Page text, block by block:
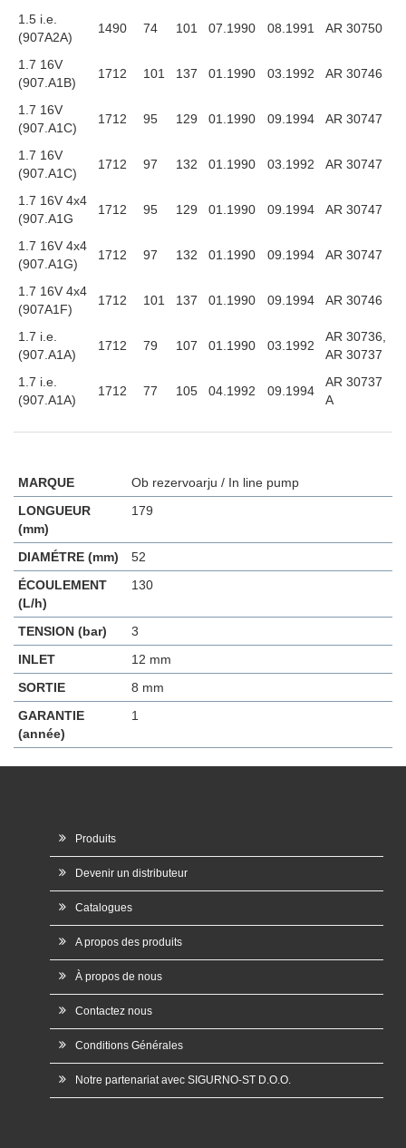
1.5 i.e.
(907A2A)
1490 74 101 07.1990 08.1991 AR 30750
1.7 16V
(907.A1B)
1712 101 137 01.1990 03.1992 AR 30746
1.7 16V
(907.A1C)
1712 95 129 01.1990 09.1994 AR 30747
1.7 16V
(907.A1C)
1712 97 132 01.1990 03.1992 AR 30747
1.7 16V 4x4
(907.A1G
1712 95 129 01.1990 09.1994 AR 30747
1.7 16V 4x4
(907.A1G)
1712 97 132 01.1990 09.1994 AR 30747
1.7 16V 4x4
(907A1F)
1712 101 137 01.1990 09.1994 AR 30746
1.7 i.e.
(907.A1A)
1712 79 107 01.1990 03.1992
AR 30736,
AR 30737
1.7 i.e.
(907.A1A)
1712 77 105 04.1992 09.1994
AR 30737
A
MARQUE
Ob rezervoarju / In line pump
LONGUEUR
(mm)
179
DIAMÉTRE (mm)
52
ÉCOULEMENT
(L/h)
130
TENSION (bar)
3
INLET
12 mm
SORTIE
8 mm
GARANTIE
(année)
1
Produits
Devenir un distributeur
Catalogues
A propos des produits
À propos de nous
Contactez nous
Conditions Générales
Notre partenariat avec SIGURNO-ST D.O.O.